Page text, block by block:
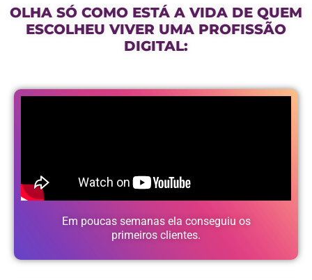
OLHA SÓ COMO ESTÁ A VIDA DE QUEM
ESCOLHEU VIVER UMA PROFISSÃO
DIGITAL:
Em poucas semanas ela conseguiu os
primeiros clientes.